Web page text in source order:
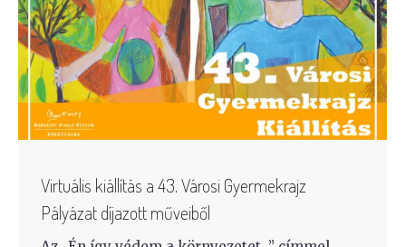
Virtuális kiállítás a 43. Városi Gyermekrajz
Pályázat díjazott műveiből